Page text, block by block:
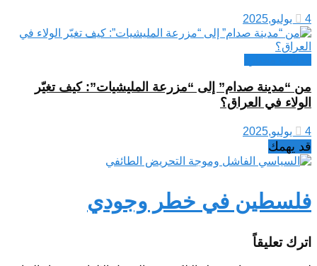
4 يوليو,2025
من “مدينة صدام” إلى “مزرعة المليشيات”: كيف تغيّر
الولاء في العراق؟
4 يوليو,2025
قد يهمك
فلسطين في خطر وجودي
اترك تعليقاً